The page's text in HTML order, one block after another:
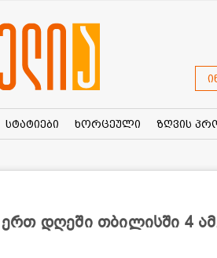
სტატიები ხორცეული ზღვის
ერთ დღეში თბილისში 4